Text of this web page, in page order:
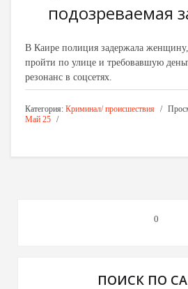
подозреваемая
В Каире полиция задержала
пройти по улице и требовавшую
резонанс в соцсетях.
Категория: Криминал/ происшествия
Май 25
0
ПОИСК ПО